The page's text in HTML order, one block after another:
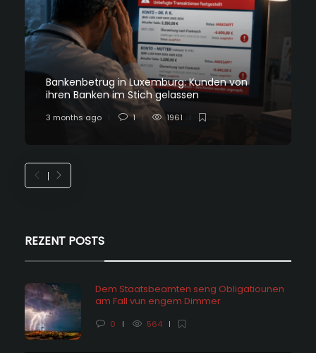
Bankenbetrug in Luxemburg: Kunden von
ihren Banken im Stich gelassen
3 months ago 1 1961
REZENT POSTS
Dem Staatsbeamten seng Obligatiounen
am Fall vun engem Dimmer
0 564